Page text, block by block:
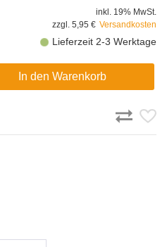
inkl. 19% MwSt.
zzgl. 5,95 € Versandkosten
Lieferzeit 2-3 Werktage
In den Warenkorb